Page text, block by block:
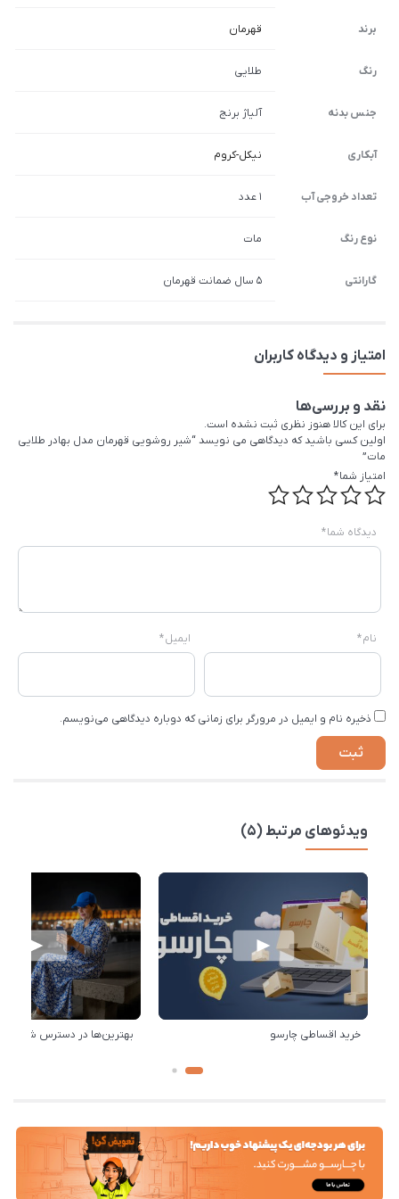
برند قهرمان
رنگ طلایی
جنس بدنه آلیاژ برنج
آبکاری نیکل-کروم
تعداد خروجی آب 1 عدد
نوع رنگ مات
گارانتی 5 سال ضمانت قهرمان
امتیاز و دیدگاه کاربران
نقد و بررسی‌ها
برای این کالا هنوز نظری ثبت نشده است.
اولین کسی باشید که دیدگاهی می نویسد “شیر روشویی قهرمان مدل بهادر طلایی
مات”
امتیاز شما*
دیدگاه شما*
نام* ایمیل*
ذخیره نام و ایمیل در مرورگر برای زمانی که دوباره دیدگاهی می‌نویسم.
ویدئوهای مرتبط (5)
خرید اقساطی چارسو بهترین‌ها در دسترس